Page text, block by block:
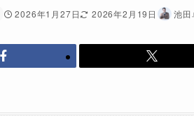
2026年1月27日 2026年2月19日 池田